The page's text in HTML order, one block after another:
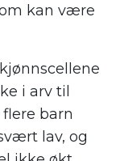
kan være
i arv til
barn
lav, og